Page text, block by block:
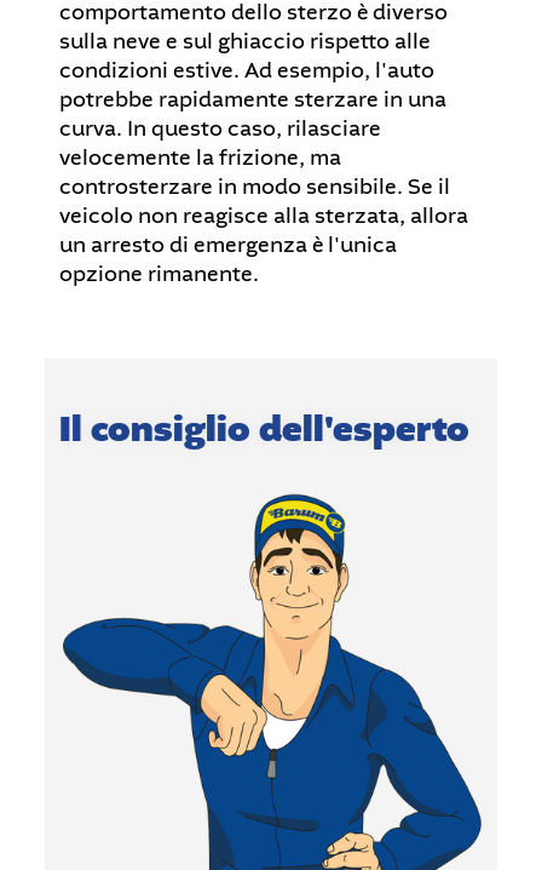
comportamento dello sterzo è diverso
sulla neve e sul ghiaccio rispetto alle
condizioni estive. Ad esempio, l'auto
potrebbe rapidamente sterzare in una
curva. In questo caso, rilasciare
velocemente la frizione, ma
controsterzare in modo sensibile. Se il
veicolo non reagisce alla sterzata, allora
un arresto di emergenza è l'unica
opzione rimanente.
Il consiglio dell'esperto